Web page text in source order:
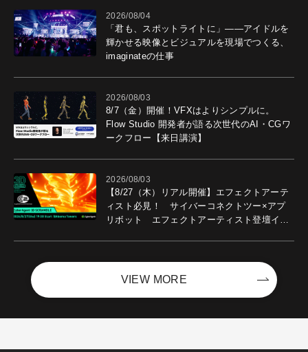
2026/08/04
「君も、スポットライトに」――アイドルを
輝かせる映像とビジュアルを現場でつくる、
imaginateの仕事
2026/08/03
8/7（金）開催！VFXはよりシンプルに。
Flow Studio 開発者が語る次世代のAI・CGワ
ークフロー【来日講演】
2026/08/03
【8/27（木）リアル開催】エフェクトアーテ
ィスト必見！ サイバーコネクトツー×アプ
リボット エフェクトアーティスト登壇イベ
VIEW MORE